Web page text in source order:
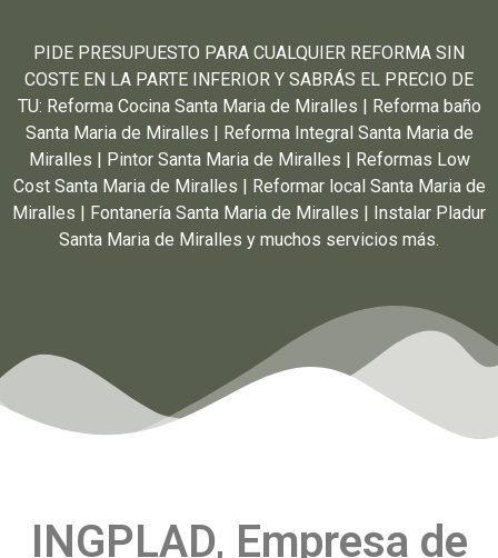
PIDE PRESUPUESTO PARA CUALQUIER REFORMA SIN
COSTE EN LA PARTE INFERIOR Y SABRÁS EL PRECIO DE
TU: Reforma Cocina Santa Maria de Miralles | Reforma baño
Santa Maria de Miralles | Reforma Integral Santa Maria de
Miralles | Pintor Santa Maria de Miralles | Reformas Low
Cost Santa Maria de Miralles | Reformar local Santa Maria de
Miralles | Fontanería Santa Maria de Miralles | Instalar Pladur
Santa Maria de Miralles y muchos servicios más.
INGPLAD, Empresa de